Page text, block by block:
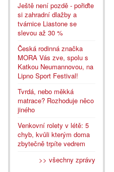
Ještě není pozdě - pořiďte
si zahradní dlažby a
tvárnice Liastone se
slevou až 30 %
Česká rodinná značka
MORA Vás zve, spolu s
Katkou Neumannovou, na
Lipno Sport Festival!
Tvrdá, nebo měkká
matrace? Rozhoduje něco
jiného
Venkovní rolety v létě: 5
chyb, kvůli kterým doma
zbytečně trpíte vedrem
>> všechny zprávy